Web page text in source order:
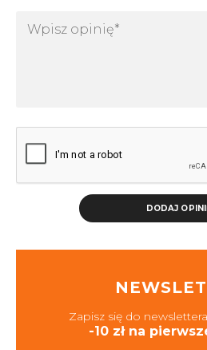
DODAJ
Zapisz się do
-10 zł na